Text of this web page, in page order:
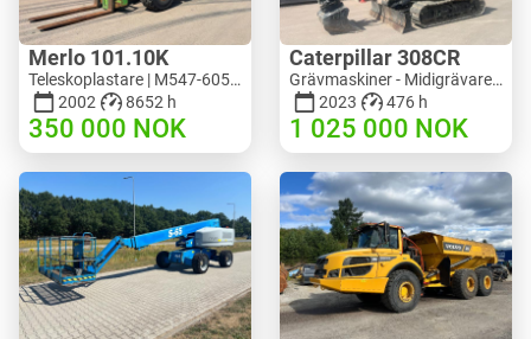
Merlo 101.10K
Teleskoplastare | M547-6053 | RGTR26052
2002
8652 h
350 000 NOK
Caterpillar 308CR
Grävmaskiner - Midigrävare 3-10 t | M318-2895 | RGTR26048
2023
476 h
1 025 000 NOK